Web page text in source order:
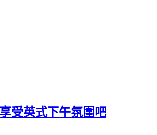
受英式下午氛圍吧